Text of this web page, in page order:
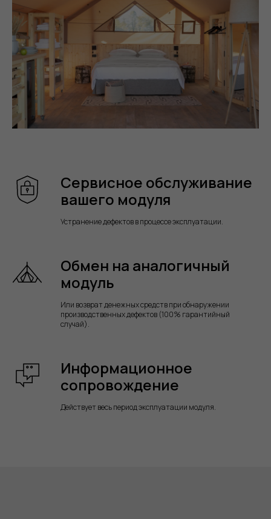
Сервисное обслуживание
вашего модуля
Устранение дефектов в процессе эксплуатации.
Обмен на аналогичный
модуль
Или возврат денежных средств при обнаружении
производственных дефектов (100% гарантийный
случай).
Информационное
сопровождение
Действует весь период эксплуатации модуля.